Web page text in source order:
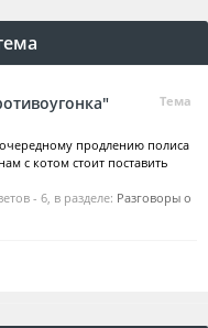
Тема
продлению полиса
с котом стоит поставить
- 6, в разделе: Разговоры о